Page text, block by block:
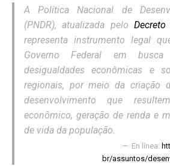
A Política Nacional de
(PNDR), atualizada pelo
representa instrumento legal
Governo Federal em
desigualdades econômicas e
regionais, por meio da criação
desenvolvimento que
econômico, geração de renda e
de vida da população.
En línea:
br/assuntos/